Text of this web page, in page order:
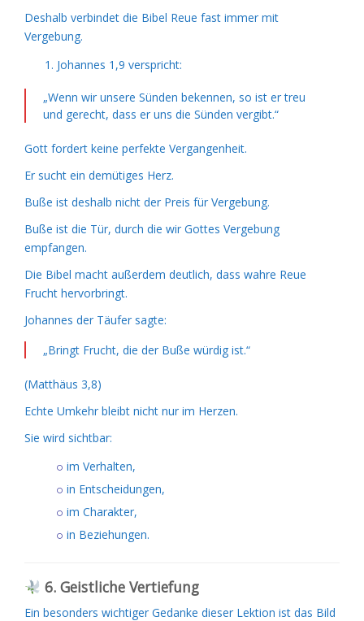
Deshalb verbindet die Bibel Reue fast immer mit
Vergebung.
Johannes 1,9 verspricht:
„Wenn wir unsere Sünden bekennen, so ist er treu
und gerecht, dass er uns die Sünden vergibt.“
Gott fordert keine perfekte Vergangenheit.
Er sucht ein demütiges Herz.
Buße ist deshalb nicht der Preis für Vergebung.
Buße ist die Tür, durch die wir Gottes Vergebung
empfangen.
Die Bibel macht außerdem deutlich, dass wahre Reue
Frucht hervorbringt.
Johannes der Täufer sagte:
„Bringt Frucht, die der Buße würdig ist.“
(Matthäus 3,8)
Echte Umkehr bleibt nicht nur im Herzen.
Sie wird sichtbar:
im Verhalten,
in Entscheidungen,
im Charakter,
in Beziehungen.
6. Geistliche Vertiefung
Ein besonders wichtiger Gedanke dieser Lektion ist das Bild